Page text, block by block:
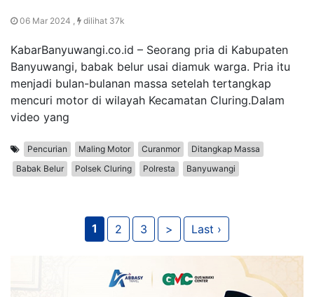
06 Mar 2024 , dilihat 37k
KabarBanyuwangi.co.id – Seorang pria di Kabupaten
Banyuwangi, babak belur usai diamuk warga. Pria itu
menjadi bulan-bulanan massa setelah tertangkap
mencuri motor di wilayah Kecamatan Cluring.Dalam
video yang
Pencurian Maling Motor Curanmor
Ditangkap Massa
Babak Belur
Polsek Cluring Polresta Banyuwangi
1 2 3 > Last ›